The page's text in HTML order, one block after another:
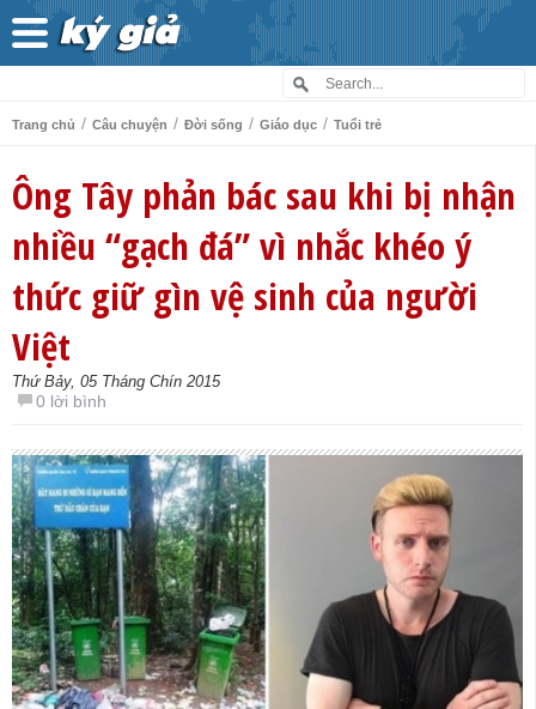
Trang chủ / Câu chuyện / Đời sống / Giáo dục / Tuổi trẻ
Ông Tây phản bác sau khi bị nhận
nhiều “gạch đá” vì nhắc khéo ý
thức giữ gìn vệ sinh của người
Việt
Thứ Bảy, 05 Tháng Chín 2015
0 lời bình